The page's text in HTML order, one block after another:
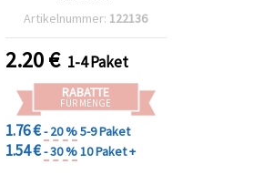
Artikelnummer: 122136
2.20€ 1-4 Paket
RABATTE
FÜR MENGE
1.76 €- 20 %5-9 Paket
1.54 €- 30 %10 Paket +